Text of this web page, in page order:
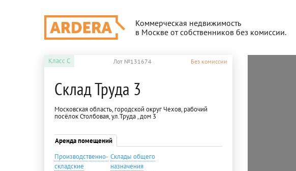
Коммерческая недвижимость
в Москве от собственников без комиссии.
Класс C Лот №131674 Без комиссии
Склад Труда 3
Московская область, городской округ Чехов, рабочий
посёлок Столбовая, ул.Труда , дом 3
Аренда помещений
Производственно-
складские
Склады общего
назначения